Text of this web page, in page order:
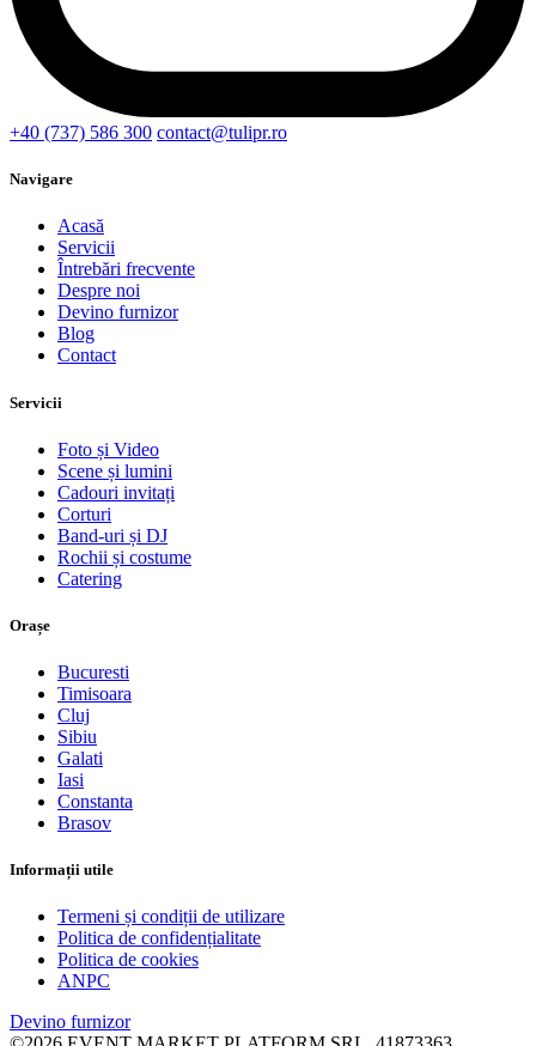
+40 (737) 586 300 contact@tulipr.ro
Navigare
Acasă
Servicii
Întrebări frecvente
Despre noi
Devino furnizor
Blog
Contact
Servicii
Foto și Video
Scene și lumini
Cadouri invitați
Corturi
Band-uri și DJ
Rochii și costume
Catering
Orașe
Bucuresti
Timisoara
Cluj
Sibiu
Galati
Iasi
Constanta
Brasov
Informații utile
Termeni și condiții de utilizare
Politica de confidențialitate
Politica de cookies
ANPC
Devino furnizor